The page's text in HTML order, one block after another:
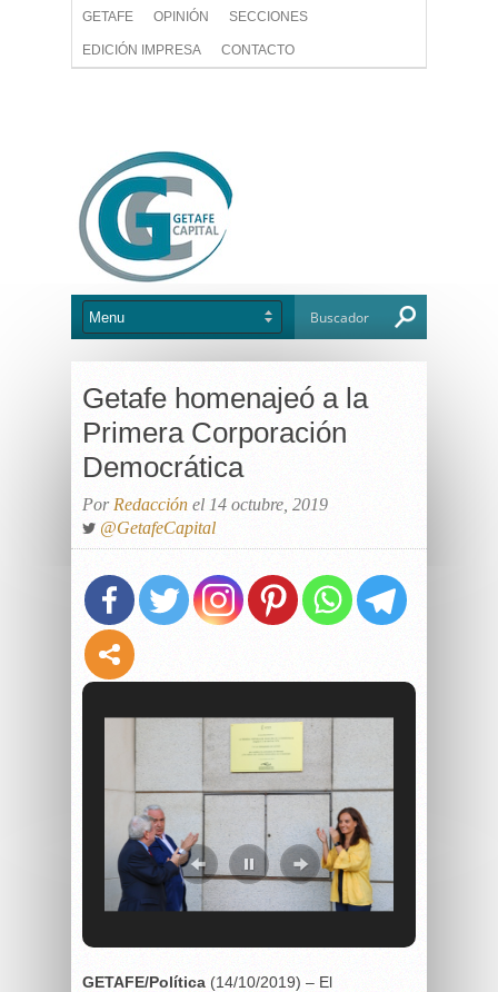
GETAFE OPINIÓN SECCIONES
EDICIÓN IMPRESA CONTACTO
Getafe homenajeó a la
Primera Corporación
Democrática
Por Redacción el 14 octubre, 2019
@GetafeCapital
GETAFE/Política (14/10/2019) – El